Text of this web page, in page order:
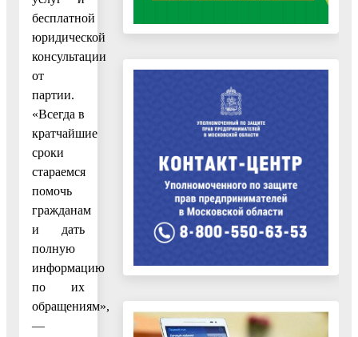
бесплатной
юридической
консультации
от
партии.
«Всегда в
кратчайшие
сроки
стараемся
помочь
гражданам
и дать
полную
информацию
по их
обращениям»,
—